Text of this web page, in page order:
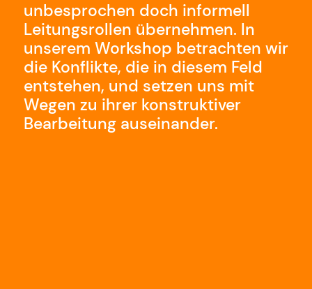
unbesprochen doch informell
Leitungsrollen übernehmen. In
unserem Workshop betrachten wir
die Konflikte, die in diesem Feld
entstehen, und setzen uns mit
Wegen zu ihrer konstruktiver
Bearbeitung auseinander.